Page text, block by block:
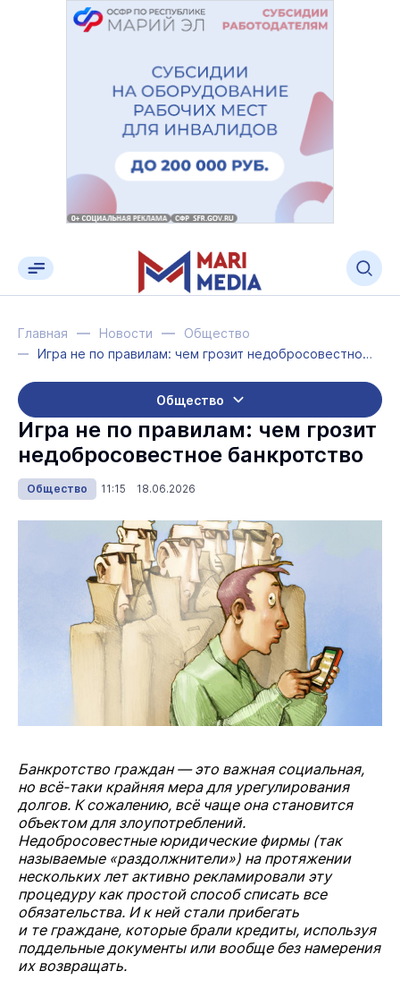
Главная Новости
Общество
Игра не по правилам: чем грозит недобросовестное банкротство
Общество
Игра не по правилам: чем грозит
недобросовестное банкротство
Общество 11:15 18.06.2026
Банкротство граждан — это важная социальная,
но всё-таки крайняя мера для урегулирования
долгов. К сожалению, всё чаще она становится
объектом для злоупотреблений.
Недобросовестные юридические фирмы (так
называемые «раздолжнители») на протяжении
нескольких лет активно рекламировали эту
процедуру как простой способ списать все
обязательства. И к ней стали прибегать
и те граждане, которые брали кредиты, используя
поддельные документы или вообще без намерения
их возвращать.